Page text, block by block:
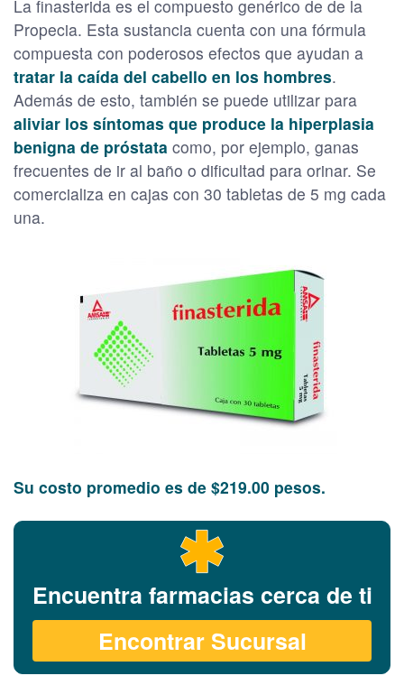
La finasterida es el compuesto genérico de de la
Propecia. Esta sustancia cuenta con una fórmula
compuesta con poderosos efectos que ayudan a
tratar la caída del cabello en los hombres.
Además de esto, también se puede utilizar para
aliviar los síntomas que produce la hiperplasia
benigna de próstata como, por ejemplo, ganas
frecuentes de ir al baño o dificultad para orinar. Se
comercializa en cajas con 30 tabletas de 5 mg cada
una.
Su costo promedio es de $219.00 pesos.
Encuentra farmacias cerca de ti
Encontrar Sucursal